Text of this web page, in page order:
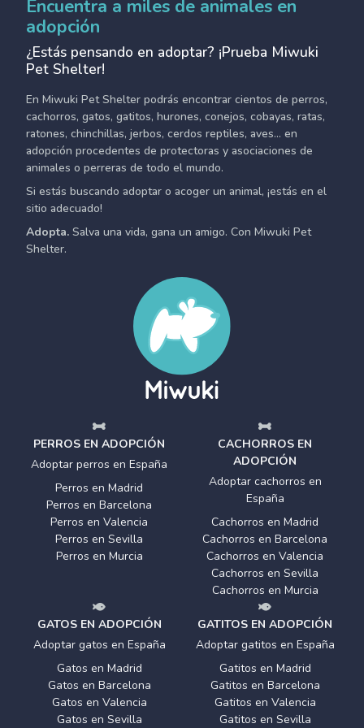
Encuentra a miles de animales en
adopción
¿Estás pensando en adoptar? ¡Prueba Miwuki
Pet Shelter!
En Miwuki Pet Shelter podrás encontrar cientos de perros,
cachorros, gatos, gatitos, hurones, conejos, cobayas, ratas,
ratones, chinchillas, jerbos, cerdos reptiles, aves... en
adopción procedentes de protectoras y asociaciones de
animales o perreras de todo el mundo.
Si estás buscando adoptar o acoger un animal, ¡estás en el
sitio adecuado!
Adopta. Salva una vida, gana un amigo. Con Miwuki Pet
Shelter.
PERROS EN ADOPCIÓN
Adoptar perros en España
Perros en Madrid
Perros en Barcelona
Perros en Valencia
Perros en Sevilla
Perros en Murcia
CACHORROS EN
ADOPCIÓN
Adoptar cachorros en
España
Cachorros en Madrid
Cachorros en Barcelona
Cachorros en Valencia
Cachorros en Sevilla
Cachorros en Murcia
GATOS EN ADOPCIÓN
Adoptar gatos en España
Gatos en Madrid
Gatos en Barcelona
Gatos en Valencia
Gatos en Sevilla
GATITOS EN ADOPCIÓN
Adoptar gatitos en España
Gatitos en Madrid
Gatitos en Barcelona
Gatitos en Valencia
Gatitos en Sevilla